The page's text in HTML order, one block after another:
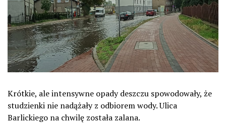
Krótkie, ale intensywne opady deszczu spowodowały, że
studzienki nie nadążały z odbiorem wody. Ulica
Barlickiego na chwilę została zalana.